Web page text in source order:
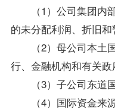
（1）公司集团内部
的未分配利润、折旧和
（2）母公司本土国
行、金融机构和有关政
（3）子公司东道国
（4）国际资金来源